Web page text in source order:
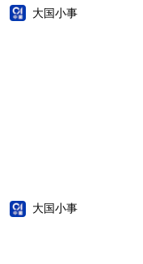
大国小事
大国小事